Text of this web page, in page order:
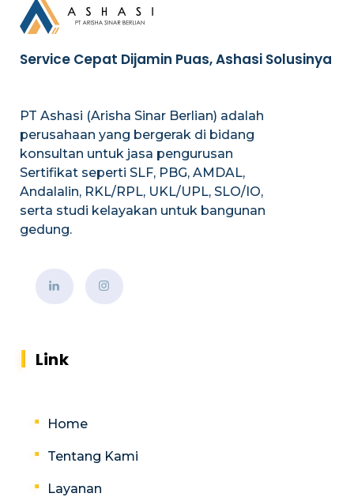
Service Cepat Dijamin Puas, Ashasi Solusinya
PT Ashasi (Arisha Sinar Berlian) adalah
perusahaan yang bergerak di bidang
konsultan untuk jasa pengurusan
Sertifikat seperti SLF, PBG, AMDAL,
Andalalin, RKL/RPL, UKL/UPL, SLO/IO,
serta studi kelayakan untuk bangunan
gedung.
Link
Home
Tentang Kami
Layanan